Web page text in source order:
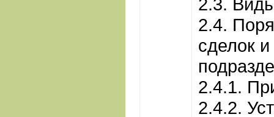
2.4.
сделок
2.4.1.
2.4.2.